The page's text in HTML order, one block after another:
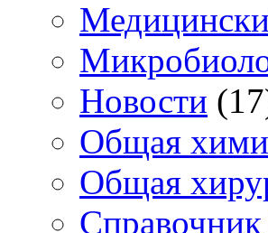
Новости
Общая
Общая
Справочник